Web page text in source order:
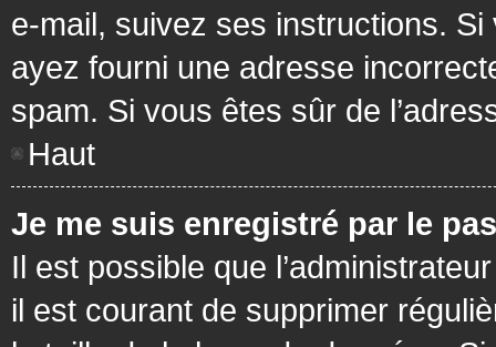
e-mail, suivez ses instructions. Si
ayez fourni une adresse
spam. Si vous êtes sûr de
Haut
Je me suis enregistré par le
Il est possible que
il est courant de supprimer